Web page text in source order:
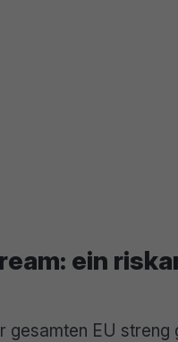
ein
gesamten EU streng